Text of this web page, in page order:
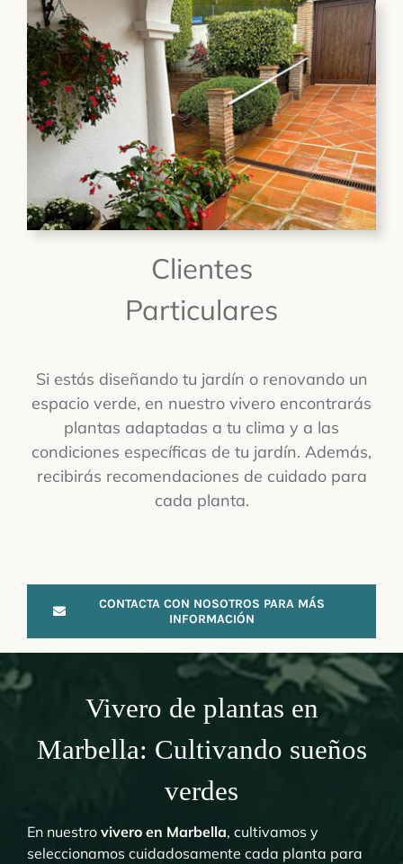
Clientes
Particulares
Si estás diseñando tu jardín o renovando un
espacio verde, en nuestro vivero encontrarás
plantas adaptadas a tu clima y a las
condiciones específicas de tu jardín. Además,
recibirás recomendaciones de cuidado para
cada planta.
CONTACTA CON NOSOTROS PARA MÁS
INFORMACIÓN
Vivero de plantas en
Marbella: Cultivando sueños
verdes
En nuestro vivero en Marbella, cultivamos y
seleccionamos cuidadosamente cada planta para